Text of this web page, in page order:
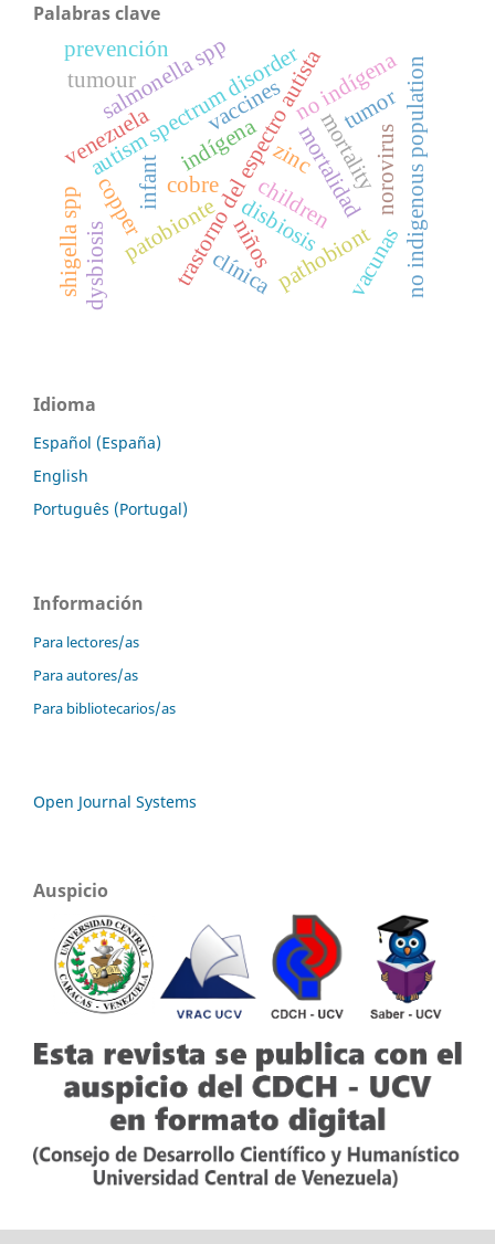
Palabras clave
trastorno del espectro autista
cobre
zinc
disbiosis
patobionte
autism spectrum disorder
copper
dysbiosis pathobiont
mortalidad
indígena
no indígena
niños
venezuela mortality no indigenous population
children
vacunas
norovirus
shigella spp
salmonella sppvaccines tumor
tumour
infant
clínica
prevención
Idioma
Español (España)
English
Português (Portugal)
Información
Para lectores/as
Para autores/as
Para bibliotecarios/as
Open Journal Systems
Auspicio